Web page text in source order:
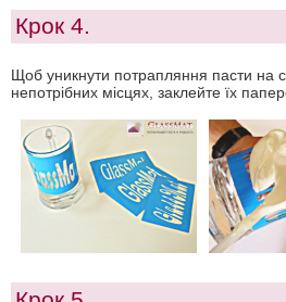
Крок 4.
Щоб уникнути потрапляння пасти на
непотрібних місцях, заклейте їх